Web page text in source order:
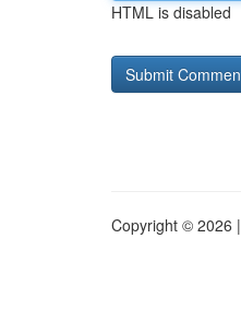
HTML is disabled
Copyright © 2026 |